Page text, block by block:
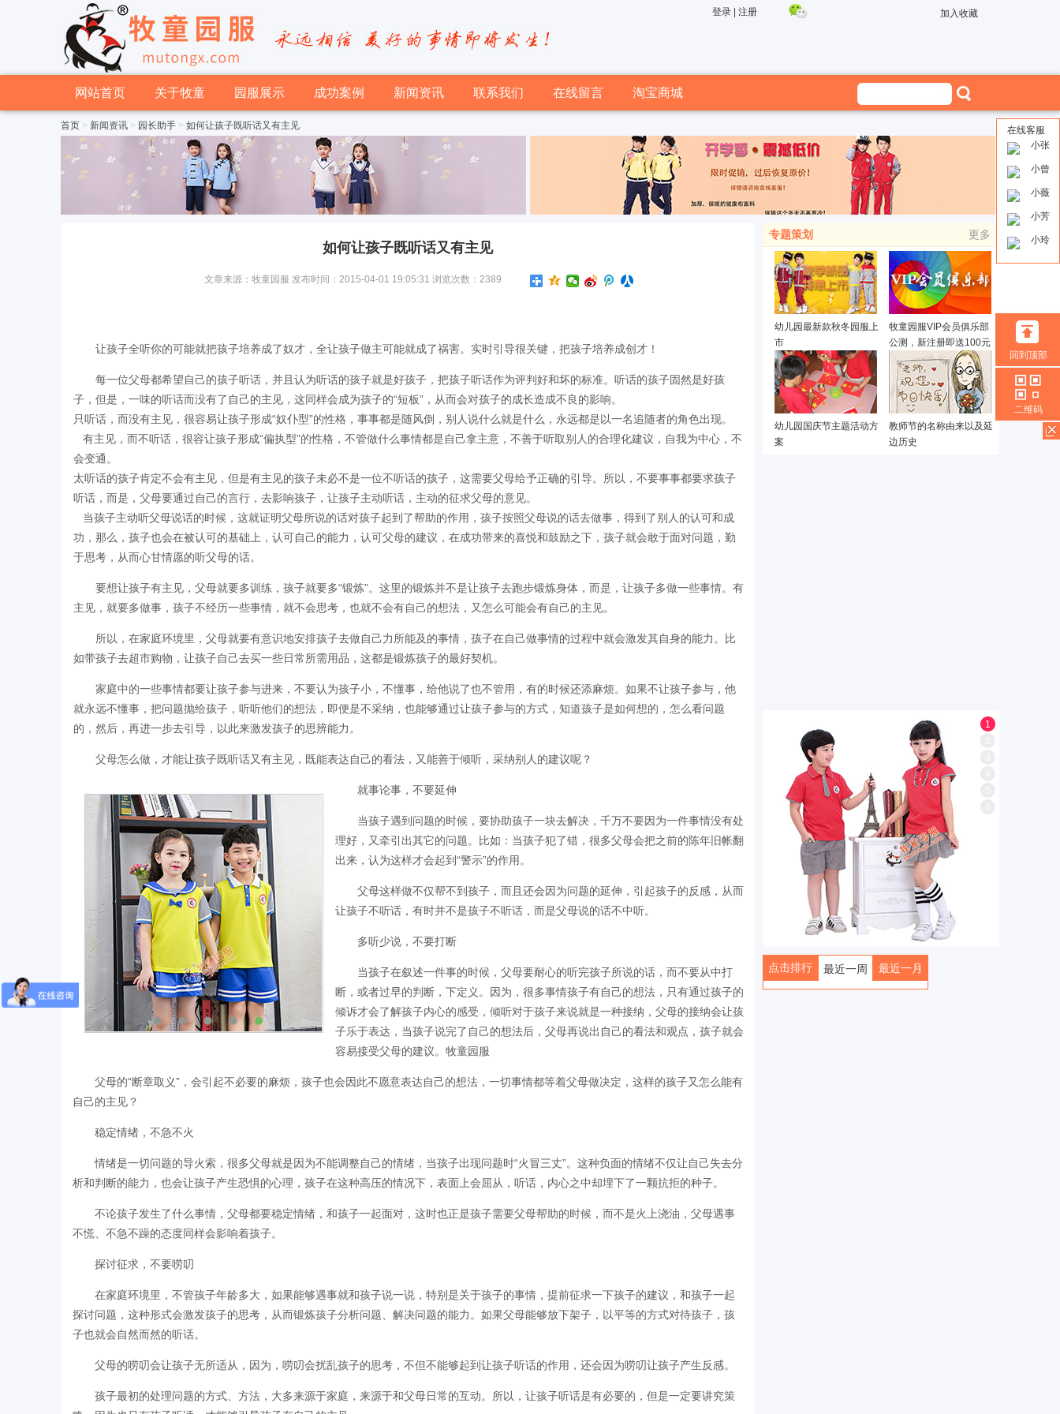
登录| 注册 加入收藏
网站首页 关于牧童 园服展示 成功案例 新闻资讯 联系我们 在线留言 淘宝商城
首页 > 新闻资讯 > 园长助手 > 如何让孩子既听话又有主见
如何让孩子既听话又有主见
文章来源：牧童园服 发布时间：2015-04-01 19:05:31 浏览次数：2389
让孩子全听你的可能就把孩子培养成了奴才，全让孩子做主可能就成了祸害。实时引导很关键，把孩子培养成创才！
每一位父母都希望自己的孩子听话，并且认为听话的孩子就是好孩子，把孩子听话作为评判好和坏的标准。听话的孩子固然是好孩
子，但是，一味的听话而没有了自己的主见，这同样会成为孩子的“短板”，从而会对孩子的成长造成不良的影响。
只听话，而没有主见，很容易让孩子形成“奴仆型”的性格，事事都是随风倒，别人说什么就是什么，永远都是以一名追随者的角色出现。
有主见，而不听话，很容让孩子形成“偏执型”的性格，不管做什么事情都是自己拿主意，不善于听取别人的合理化建议，自我为中心，不
会变通。
太听话的孩子肯定不会有主见，但是有主见的孩子未必不是一位不听话的孩子，这需要父母给予正确的引导。所以，不要事事都要求孩子
听话，而是，父母要通过自己的言行，去影响孩子，让孩子主动听话，主动的征求父母的意见。
当孩子主动听父母说话的时候，这就证明父母所说的话对孩子起到了帮助的作用，孩子按照父母说的话去做事，得到了别人的认可和成
功，那么，孩子也会在被认可的基础上，认可自己的能力，认可父母的建议，在成功带来的喜悦和鼓励之下，孩子就会敢于面对问题，勤
于思考，从而心甘情愿的听父母的话。
要想让孩子有主见，父母就要多训练，孩子就要多“锻炼”。这里的锻炼并不是让孩子去跑步锻炼身体，而是，让孩子多做一些事情。有
主见，就要多做事，孩子不经历一些事情，就不会思考，也就不会有自己的想法，又怎么可能会有自己的主见。
所以，在家庭环境里，父母就要有意识地安排孩子去做自己力所能及的事情，孩子在自己做事情的过程中就会激发其自身的能力。比
如带孩子去超市购物，让孩子自己去买一些日常所需用品，这都是锻炼孩子的最好契机。
家庭中的一些事情都要让孩子参与进来，不要认为孩子小，不懂事，给他说了也不管用，有的时候还添麻烦。如果不让孩子参与，他
就永远不懂事，把问题抛给孩子，听听他们的想法，即便是不采纳，也能够通过让孩子参与的方式，知道孩子是如何想的，怎么看问题
的，然后，再进一步去引导，以此来激发孩子的思辨能力。
父母怎么做，才能让孩子既听话又有主见，既能表达自己的看法，又能善于倾听，采纳别人的建议呢？
就事论事，不要延伸
当孩子遇到问题的时候，要协助孩子一块去解决，千万不要因为一件事情没有处
理好，又牵引出其它的问题。比如：当孩子犯了错，很多父母会把之前的陈年旧帐翻
出来，认为这样才会起到“警示”的作用。
父母这样做不仅帮不到孩子，而且还会因为问题的延伸，引起孩子的反感，从而
让孩子不听话，有时并不是孩子不听话，而是父母说的话不中听。
多听少说，不要打断
当孩子在叙述一件事的时候，父母要耐心的听完孩子所说的话，而不要从中打
断，或者过早的判断，下定义。因为，很多事情孩子有自己的想法，只有通过孩子的
倾诉才会了解孩子内心的感受，倾听对于孩子来说就是一种接纳，父母的接纳会让孩
子乐于表达，当孩子说完了自己的想法后，父母再说出自己的看法和观点，孩子就会
容易接受父母的建议。牧童园服
父母的“断章取义”，会引起不必要的麻烦，孩子也会因此不愿意表达自己的想法，一切事情都等着父母做决定，这样的孩子又怎么能有
自己的主见？
稳定情绪，不急不火
情绪是一切问题的导火索，很多父母就是因为不能调整自己的情绪，当孩子出现问题时“火冒三丈”。这种负面的情绪不仅让自己失去分
析和判断的能力，也会让孩子产生恐惧的心理，孩子在这种高压的情况下，表面上会屈从，听话，内心之中却埋下了一颗抗拒的种子。
不论孩子发生了什么事情，父母都要稳定情绪，和孩子一起面对，这时也正是孩子需要父母帮助的时候，而不是火上浇油，父母遇事
不慌、不急不躁的态度同样会影响着孩子。
探讨征求，不要唠叨
在家庭环境里，不管孩子年龄多大，如果能够遇事就和孩子说一说，特别是关于孩子的事情，提前征求一下孩子的建议，和孩子一起
探讨问题，这种形式会激发孩子的思考，从而锻炼孩子分析问题、解决问题的能力。如果父母能够放下架子，以平等的方式对待孩子，孩
子也就会自然而然的听话。
父母的唠叨会让孩子无所适从，因为，唠叨会扰乱孩子的思考，不但不能够起到让孩子听话的作用，还会因为唠叨让孩子产生反感。
孩子最初的处理问题的方式、方法，大多来源于家庭，来源于和父母日常的互动。所以，让孩子听话是有必要的，但是一定要讲究策
专题策划 更多
幼儿园最新款秋冬园服上
市
牧童园服VIP会员俱乐部
公测，新注册即送100元
幼儿园国庆节主题活动方
案
教师节的名称由来以及延
边历史
1
点击排行 最近一周 最近一月
在线客服
小张
小曾
小薇
小芳
小玲
回到顶部
二维码